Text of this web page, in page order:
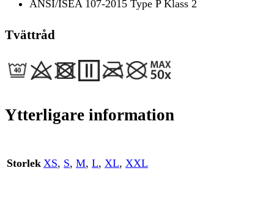
ANSI/ISEA 107-2015 Type P Klass 2
Tvättråd
Ytterligare information
Storlek XS, S, M, L, XL, XXL